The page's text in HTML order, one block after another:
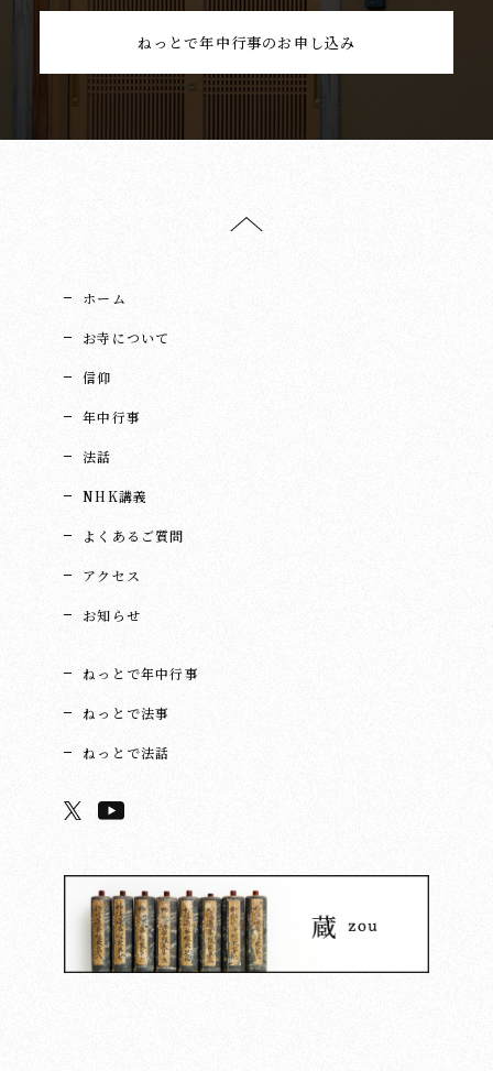
ねっとで年中行事のお申し込み
ホーム
お寺について
信仰
年中行事
法話
NHK講義
よくあるご質問
アクセス
お知らせ
ねっとで年中行事
ねっとで法事
ねっとで法話